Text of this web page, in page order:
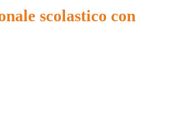
scolastico con